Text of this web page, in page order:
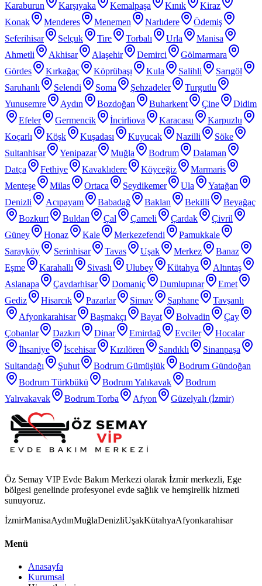
Karaburun
Karşıyaka Kemalpaşa Kınık
Kiraz
Konak
Menderes Menemen Narlıdere
Ödemiş
Seferihisar
Selçuk Tire Torbalı Urla
Manisa
Ahmetli
Akhisar Alaşehir Demirci
Gölmarmara
Gördes
Kırkağaç Köprübaşı Kula Salihli
Sarıgöl
Saruhanlı
Selendi Soma Şehzadeler
Turgutlu
Yunusemre
Aydın Bozdoğan Buharkent Çine
Didim
Efeler
Germencik İncirliova Karacasu
Karpuzlu
Koçarlı
Köşk Kuşadası Kuyucak Nazilli
Söke
Sultanhisar
Yenipazar Muğla Bodrum
Dalaman
Datça
Fethiye Kavaklıdere Köyceğiz
Marmaris
Menteşe
Milas Ortaca Seydikemer Ula
Yatağan
Denizli
Acıpayam Babadağ Baklan Bekilli
Beyağaç
Bozkurt
Buldan Çal Çameli Çardak
Çivril
Güney
Honaz Kale Merkezefendi
Pamukkale
Sarayköy
Serinhisar Tavas Uşak Merkez
Banaz
Eşme
Karahallı Sivaslı Ulubey Kütahya
Altıntaş
Aslanapa
Çavdarhisar Domaniç Dumlupınar
Emet
Gediz
Hisarcık Pazarlar Simav Şaphane
Tavşanlı
Afyonkarahisar
Başmakçı Bayat Bolvadin
Çay
Çobanlar
Dazkırı Dinar Emirdağ Evciler
Hocalar
İhsaniye
İscehisar Kızılören Sandıklı
Sinanpaşa
Sultandağı
Şuhut Bodrum Gümüşlük
Bodrum Gündoğan
Bodrum Türkbükü
Bodrum Yalıkavak
Bodrum
Yalıvakavak
Bodrum Torba Afyon Güzelyalı (İzmir)
Öz Semay VIP Evde Bakım Merkezi olarak İzmir merkezli, Ege
bölgesi genelinde profesyonel evde sağlık ve hemşirelik hizmeti
sunuyoruz.
İzmirManisaAydınMuğlaDenizliUşakKütahyaAfyonkarahisar
Menü
Anasayfa
Kurumsal